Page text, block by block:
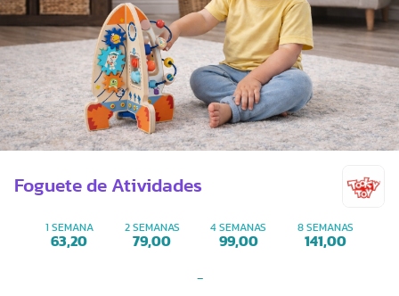
Foguete de Atividades
1 SEMANA
63,20
2 SEMANAS
79,00
4 SEMANAS
99,00
8 SEMANAS
141,00
-